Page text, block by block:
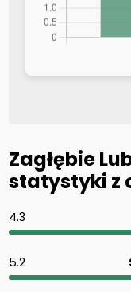
Zagłębie
statystyki z
4.3
5.2